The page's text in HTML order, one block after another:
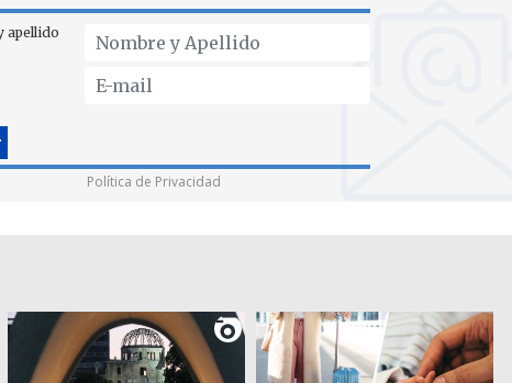
apellido
Política de Privacidad